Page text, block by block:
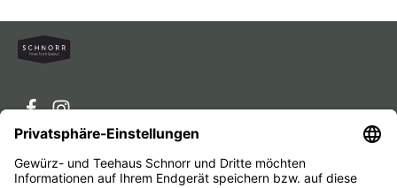
Service-Hotline